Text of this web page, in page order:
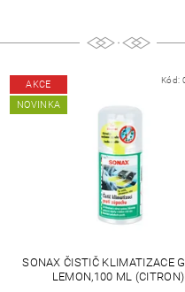
AKCE
NOVINKA
Kód:
SONAX ČISTIČ KLIMATIZACE
LEMON,100 ML (CITRON)